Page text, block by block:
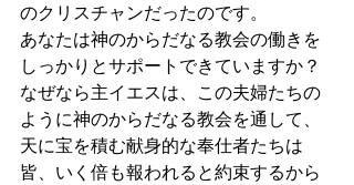
のクリスチャンだったのです。
あなたは神のからだなる教会の働きを
しっかりとサポートできていますか？
なぜなら主イエスは、この夫婦たちの
ように神のからだなる教会を通して、
天に宝を積む献身的な奉仕者たちは
皆、いく倍も報われると約束するから